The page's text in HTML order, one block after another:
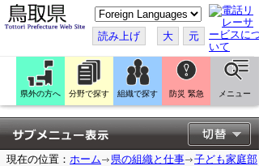
こ
の
ペ
ー
ジ
翻
訳
す
る
読み上げ 大 元
県外の方へ 分野で探す 組織で探す 防災 緊急 メニュー
現在の位置： ホーム 県の組織と仕事
子ども家庭部